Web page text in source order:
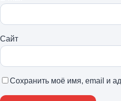
Сайт
Сохранить моё имя, email и